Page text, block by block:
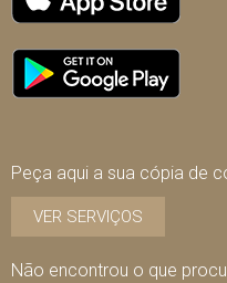
Peça aqui a sua cópia de
VER SERVIÇOS
Não encontrou o que